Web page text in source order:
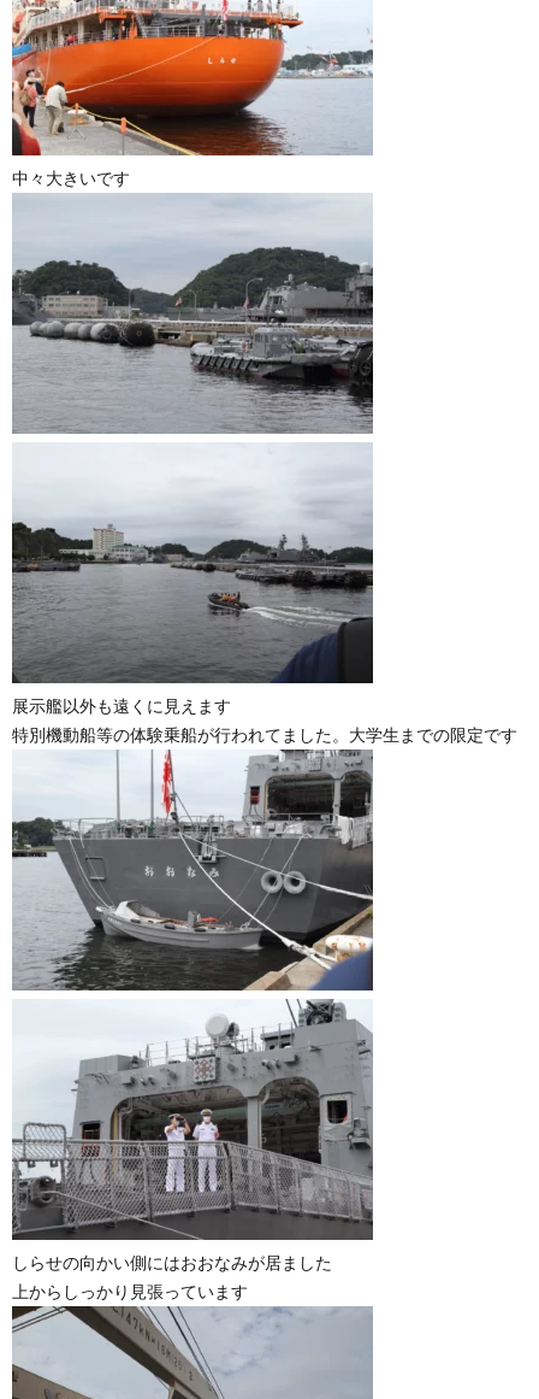
中々大きいです
展示艦以外も遠くに見えます
特別機動船等の体験乗船が行われてました。大学生までの限定です
しらせの向かい側にはおおなみが居ました
上からしっかり見張っています